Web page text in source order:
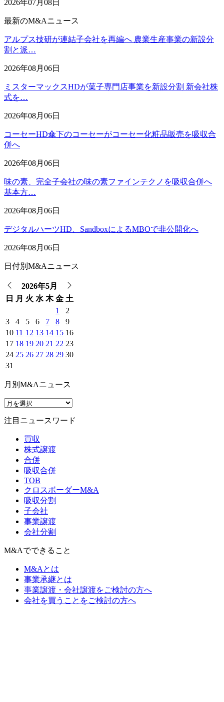
2026年07月08日
最新のM&Aニュース
アルプス技研が連結子会社を再編へ 農業生産事業の新設分
割と派…
2026年08月06日
ミスターマックスHDが菓子専門店事業を新設分割 新会社株
式を…
2026年08月06日
コーセーHD傘下のコーセーがコーセー化粧品販売を吸収合
併へ
2026年08月06日
味の素、完全子会社の味の素ファインテクノを吸収合併へ
基本方…
2026年08月06日
デジタルハーツHD、SandboxによるMBOで非公開化へ
2026年08月06日
日付別M&Aニュース
2026年5月
日
月 火 水 木 金 土
1
2
3
4 5 6 7 8
9
10 11 12 13 14 15 16
17 18 19 20 21 22 23
24 25 26 27 28 29 30
31
月別M&Aニュース
注目ニュースワード
買収
株式譲渡
合併
吸収合併
TOB
クロスボーダーM&A
吸収分割
子会社
事業譲渡
会社分割
M&Aでできること
M&Aとは
事業承継とは
事業譲渡・会社譲渡をご検討の方へ
会社を買うことをご検討の方へ